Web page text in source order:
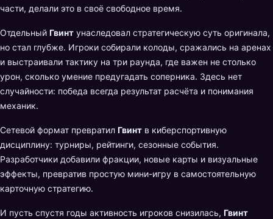
части, делали это в своё свободное время.
Отдельный Гвинт унаследовал стратегическую суть оригинала,
но стал глубже. Игроки собирали колоды, сражались на аренах
и выстраивали тактику на три раунда, где важен не столько
урон, сколько умение предугадать соперника. Здесь нет
случайности: победа всегда результат расчёта и понимания
механик.
Сетевой формат превратил Гвинт в киберспортивную
дисциплину: турниры, рейтинги, сезонные события.
Разработчики добавили фракции, новые карты и визуальные
эффекты, превратив простую мини-игру в самостоятельную
карточную стратегию.
И пусть спустя годы активность игроков снизилась, Гвинт